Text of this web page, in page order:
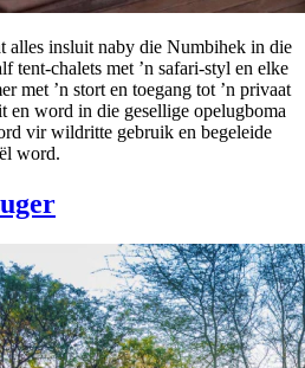
alles insluit naby die Numbihek in die
tent-chalets met ’n safari-styl en elke
met ’n stort en toegang tot ’n privaat
en word in die gesellige opelugboma
vir wildritte gebruik en begeleide
word.